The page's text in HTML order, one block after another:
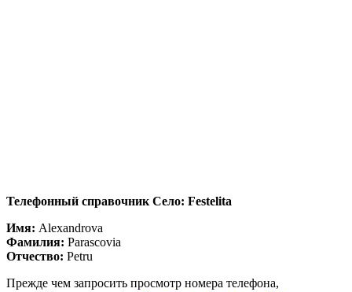
Телефонный справочник Село: Festelita
Имя: Alexandrova
Фамилия: Parascovia
Отчество: Petru
Прежде чем запросить просмотр номера телефона,